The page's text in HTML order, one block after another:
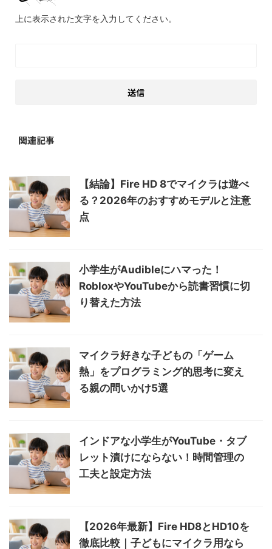
上に表示された文字を入力してください。
関連記事
【結論】Fire HD 8でマイクラは遊べ
る？2026年のおすすめモデルと注意
点
小学生がAudibleにハマった！
RobloxやYouTubeから読書習慣に切
り替えた方法
マイクラ好きな子どもの「ゲーム
熱」をプログラミング的思考に変え
る親の問いかけ5選
インドアな小学生がYouTube・タブ
レット漬けにならない！時間管理の
工夫と設定方法
【2026年最新】Fire HD8とHD10を
徹底比較｜子どもにマイクラ用なら